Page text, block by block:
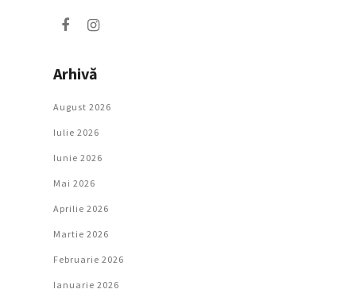
Arhivă
August 2026
Iulie 2026
Iunie 2026
Mai 2026
Aprilie 2026
Martie 2026
Februarie 2026
Ianuarie 2026